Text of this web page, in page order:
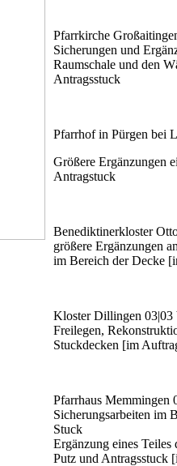
Pfarrkirche
Sicherungen und
Raumschale und den
Antragsstuck
Pfarrhof in Pürgen bei
Größere Ergänzungen
Antragstuck
Benediktinerkloster
größere Ergänzungen
im Bereich der Decke
Kloster Dillingen 03|03
Freilegen,
Stuckdecken [im
Pfarrhaus Memmingen
Sicherungsarbeiten im
Stuck
Ergänzung eines
Putz und Antragsstuck